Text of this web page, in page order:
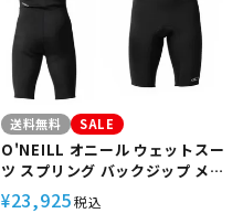
送料無料 SALE
O'NEILL オニール ウェットスー
ツ スプリング バックジップ メン
ズ 2mm スーパーフリーク サー
フィン ウエットスーツ WSS-
¥23,925税込